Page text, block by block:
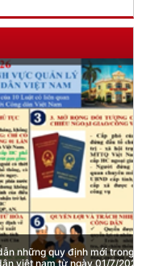
quy định mới trong lĩnh
nam từ ngày 01/7/2026